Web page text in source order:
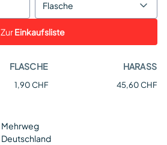
Flasche
ZurEinkaufsliste
FLASCHE HARASS
1,90 CHF 45,60 CHF
Mehrweg
Deutschland